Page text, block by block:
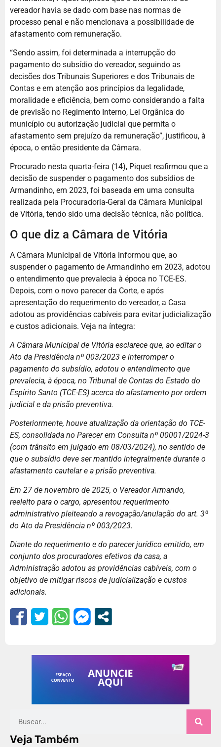
vereador havia se dado com base nas normas de
processo penal e não mencionava a possibilidade de
afastamento com remuneração.
“Sendo assim, foi determinada a interrupção do
pagamento do subsídio do vereador, seguindo as
decisões dos Tribunais Superiores e dos Tribunais de
Contas e em atenção aos princípios da legalidade,
moralidade e eficiência, bem como considerando a falta
de previsão no Regimento Interno, Lei Orgânica do
município ou autorização judicial que permita o
afastamento sem prejuízo da remuneração”, justificou, à
época, o então presidente da Câmara.
Procurado nesta quarta-feira (14), Piquet reafirmou que a
decisão de suspender o pagamento dos subsídios de
Armandinho, em 2023, foi baseada em uma consulta
realizada pela Procuradoria-Geral da Câmara Municipal
de Vitória, tendo sido uma decisão técnica, não política.
O que diz a Câmara de Vitória
A Câmara Municipal de Vitória informou que, ao
suspender o pagamento de Armandinho em 2023, adotou
o entendimento que prevalecia à época no TCE-ES.
Depois, com o novo parecer da Corte, e após
apresentação do requerimento do vereador, a Casa
adotou as providências cabíveis para evitar judicialização
e custos adicionais. Veja na íntegra:
A Câmara Municipal de Vitória esclarece que, ao editar o
Ato da Presidência nº 003/2023 e interromper o
pagamento do subsídio, adotou o entendimento que
prevalecia, à época, no Tribunal de Contas do Estado do
Espírito Santo (TCE-ES) acerca do afastamento por ordem
judicial e da prisão preventiva.
Posteriormente, houve atualização da orientação do TCE-
ES, consolidada no Parecer em Consulta nº 00001/2024-3
(com trânsito em julgado em 08/03/2024), no sentido de
que o subsídio deve ser mantido integralmente durante o
afastamento cautelar e a prisão preventiva.
Em 27 de novembro de 2025, o Vereador Armando,
reeleito para o cargo, apresentou requerimento
administrativo pleiteando a revogação/anulação do art. 3º
do Ato da Presidência nº 003/2023.
Diante do requerimento e do parecer jurídico emitido, em
conjunto dos procuradores efetivos da casa, a
Administração adotou as providências cabíveis, com o
objetivo de mitigar riscos de judicialização e custos
adicionais.
Veja Também